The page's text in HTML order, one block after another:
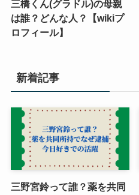
三橋くん(グラドル)の母親
は誰？どんな人？【wikiプ
ロフィール】
新着記事
三野宮鈴って誰？薬を共同